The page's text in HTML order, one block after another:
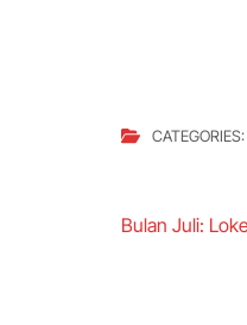
CATEGORIES:
Post
Bulan Juli: